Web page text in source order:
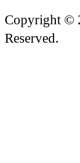
Copyright ©
Reserved.